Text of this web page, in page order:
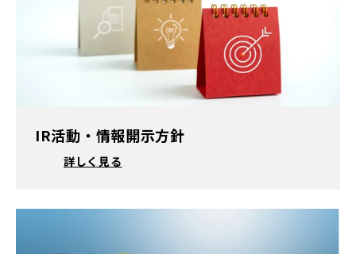
IR活動・情報開示方針
詳しく見る